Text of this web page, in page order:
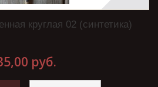
круглая 02 (синтетика)
руб.